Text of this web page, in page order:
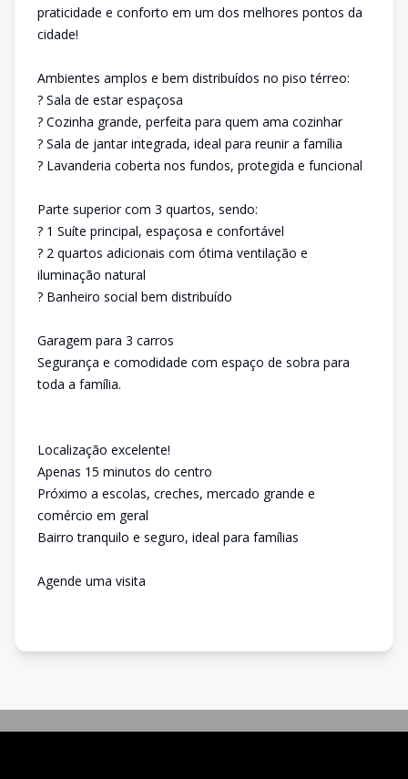
praticidade e conforto em um dos melhores pontos da
cidade!
Ambientes amplos e bem distribuídos no piso térreo:
? Sala de estar espaçosa
? Cozinha grande, perfeita para quem ama cozinhar
? Sala de jantar integrada, ideal para reunir a família
? Lavanderia coberta nos fundos, protegida e funcional
Parte superior com 3 quartos, sendo:
? 1 Suíte principal, espaçosa e confortável
? 2 quartos adicionais com ótima ventilação e
iluminação natural
? Banheiro social bem distribuído
Garagem para 3 carros
Segurança e comodidade com espaço de sobra para
toda a família.
Localização excelente!
Apenas 15 minutos do centro
Próximo a escolas, creches, mercado grande e
comércio em geral
Bairro tranquilo e seguro, ideal para famílias
Agende uma visita